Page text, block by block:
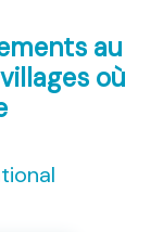
au
où